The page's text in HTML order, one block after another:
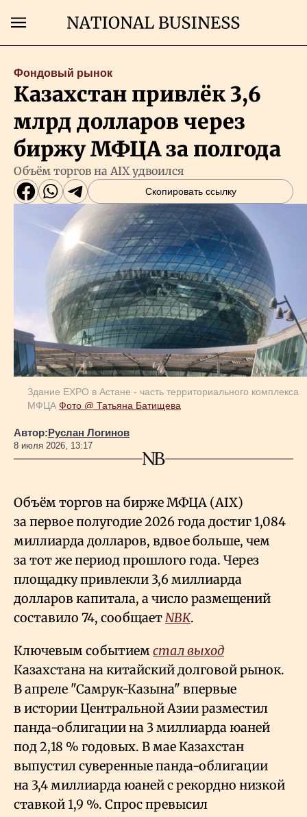
Главная
Экономика
Бизнес
Технологии
Геополитика
Исследования
Люди
О нас
Все новости
Фондовый рынок
Казахстан привлёк 3,6
млрд долларов через
биржу МФЦА за полгода
Объём торгов на AIX удвоился
Скопировать ссылку
Здание EXPO в Астане - часть территориального комплекса
МФЦА Фото @ Татьяна Батищева
Автор:Руслан Логинов
8 июля 2026, 13:17
Объём торгов на бирже МФЦА (AIX)
за первое полугодие 2026 года достиг 1,084
миллиарда долларов, вдвое больше, чем
за тот же период прошлого года. Через
площадку привлекли 3,6 миллиарда
долларов капитала, а число размещений
составило 74, сообщаетNBK.
Ключевым событиемстал выход
Казахстана на китайский долговой рынок.
В апреле "Самрук-Казына" впервые
в истории Центральной Азии разместил
панда-облигации на 3 миллиарда юаней
под 2,18 % годовых. В мае Казахстан
выпустил суверенные панда-облигации
на 3,4 миллиарда юаней с рекордно низкой
ставкой 1,9 %. Спрос превысил